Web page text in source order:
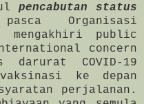
pencabutan status
Organisasi
mengakhiri public
concern
darurat COVID-19
ke depan
perjalanan.